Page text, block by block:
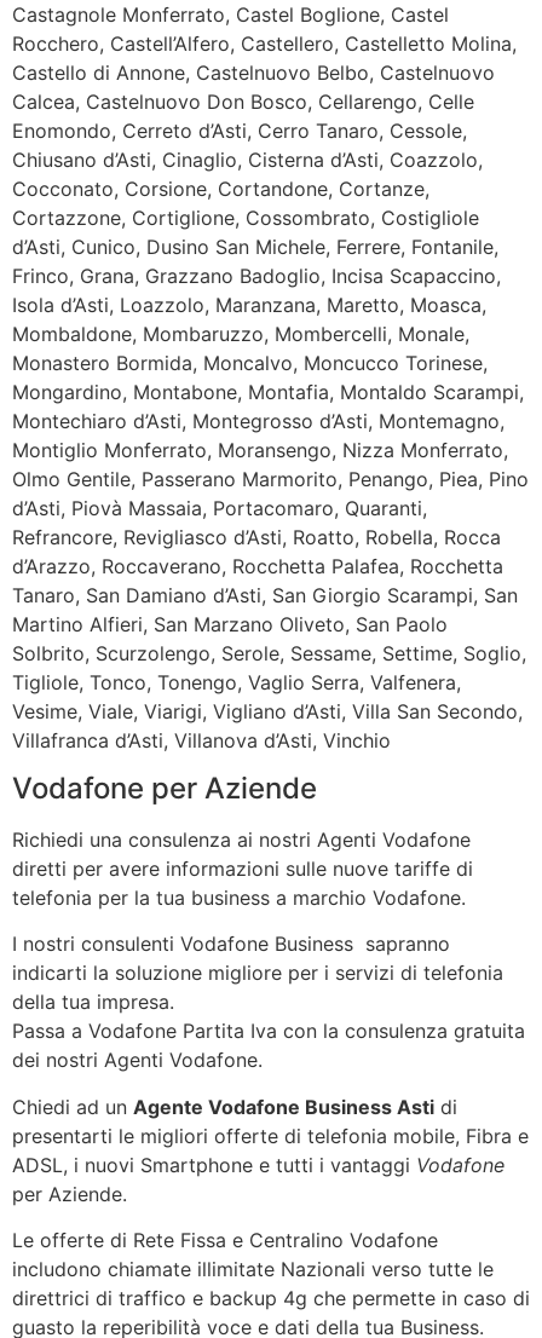
Castagnole Monferrato, Castel Boglione, Castel
Rocchero, Castell’Alfero, Castellero, Castelletto Molina,
Castello di Annone, Castelnuovo Belbo, Castelnuovo
Calcea, Castelnuovo Don Bosco, Cellarengo, Celle
Enomondo, Cerreto d’Asti, Cerro Tanaro, Cessole,
Chiusano d’Asti, Cinaglio, Cisterna d’Asti, Coazzolo,
Cocconato, Corsione, Cortandone, Cortanze,
Cortazzone, Cortiglione, Cossombrato, Costigliole
d’Asti, Cunico, Dusino San Michele, Ferrere, Fontanile,
Frinco, Grana, Grazzano Badoglio, Incisa Scapaccino,
Isola d’Asti, Loazzolo, Maranzana, Maretto, Moasca,
Mombaldone, Mombaruzzo, Mombercelli, Monale,
Monastero Bormida, Moncalvo, Moncucco Torinese,
Mongardino, Montabone, Montafia, Montaldo Scarampi,
Montechiaro d’Asti, Montegrosso d’Asti, Montemagno,
Montiglio Monferrato, Moransengo, Nizza Monferrato,
Olmo Gentile, Passerano Marmorito, Penango, Piea, Pino
d’Asti, Piovà Massaia, Portacomaro, Quaranti,
Refrancore, Revigliasco d’Asti, Roatto, Robella, Rocca
d’Arazzo, Roccaverano, Rocchetta Palafea, Rocchetta
Tanaro, San Damiano d’Asti, San Giorgio Scarampi, San
Martino Alfieri, San Marzano Oliveto, San Paolo
Solbrito, Scurzolengo, Serole, Sessame, Settime, Soglio,
Tigliole, Tonco, Tonengo, Vaglio Serra, Valfenera,
Vesime, Viale, Viarigi, Vigliano d’Asti, Villa San Secondo,
Villafranca d’Asti, Villanova d’Asti, Vinchio
Vodafone per Aziende
Richiedi una consulenza ai nostri Agenti Vodafone
diretti per avere informazioni sulle nuove tariffe di
telefonia per la tua business a marchio Vodafone.
I nostri consulenti Vodafone Business sapranno
indicarti la soluzione migliore per i servizi di telefonia
della tua impresa.
Passa a Vodafone Partita Iva con la consulenza gratuita
dei nostri Agenti Vodafone.
Chiedi ad un Agente Vodafone Business Asti di
presentarti le migliori offerte di telefonia mobile, Fibra e
ADSL, i nuovi Smartphone e tutti i vantaggi Vodafone
per Aziende.
Le offerte di Rete Fissa e Centralino Vodafone
includono chiamate illimitate Nazionali verso tutte le
direttrici di traffico e backup 4g che permette in caso di
guasto la reperibilità voce e dati della tua Business.